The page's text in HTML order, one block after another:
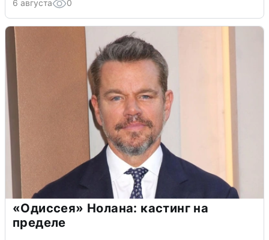
6 августа 0
«Одиссея» Нолана: кастинг на
пределе